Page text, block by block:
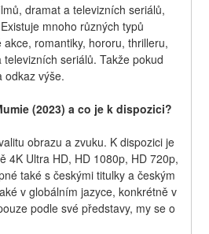
dramat a televizních seriálů,
mnoho různých typů
romantiky, hororu, thrilleru,
seriálů. Takže pokud
odkaz výše.
(2023) a co je k dispozici?
obrazu a zvuku. K dispozici je
4K Ultra HD, HD 1080p, HD 720p,
také s českými titulky a českým
v globálním jazyce, konkrétně v
podle své představy, my se o